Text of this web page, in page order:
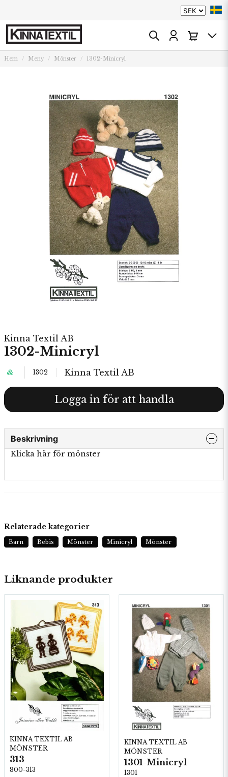
Hem Meny Mönster 1302-Minicryl
Kinna Textil AB
1302-Minicryl
1302 Kinna Textil AB
Logga in för att handla
Beskrivning
Klicka här för mönster
Liknande produkter
KINNA TEXTIL AB
MÖNSTER
313
800-313
KINNA TEXTIL AB
MÖNSTER
1301-Minicryl
1301
Relaterade kategorier
Barn Bebis Mönster Minicryl Mönster